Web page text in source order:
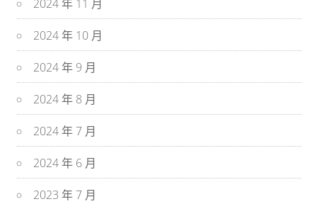
2024 年 11 月
2024 年 10 月
2024 年 9 月
2024 年 8 月
2024 年 7 月
2024 年 6 月
2023 年 7 月